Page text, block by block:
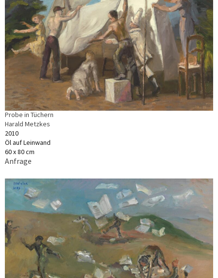
Probe in Tüchern
Harald Metzkes
2010
Öl auf Leinwand
60 x 80 cm
Anfrage